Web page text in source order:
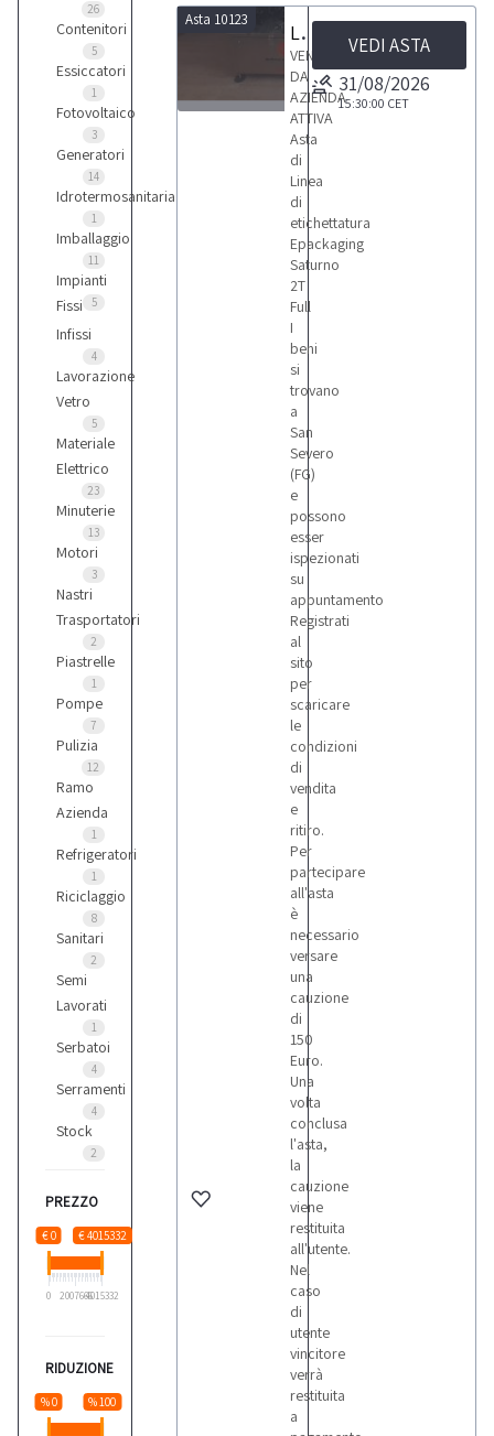
26
Contenitori
5
Essiccatori
1
Fotovoltaico
3
Generatori
14
Idrotermosanitaria
1
Imballaggio
11
Impianti
Fissi
5
Infissi
4
Lavorazione
Vetro
5
Materiale
Elettrico
23
Minuterie
13
Motori
3
Nastri
Trasportatori
2
Piastrelle
1
Pompe
7
Pulizia
12
Ramo
Azienda
1
Refrigeratori
1
Riciclaggio
8
Sanitari
2
Semi
Lavorati
1
Serbatoi
4
Serramenti
4
Stock
2
PREZZO
€ 0 € 4015332
0 20076664015332
RIDUZIONE
% 0 % 100
Asta 10123
Linea di etichettatura Epackaging Saturno 2T Full
VENDITA
DA
AZIENDA
ATTIVA
Asta
di
Linea
di
etichettatura
Epackaging
Saturno
2T
Full
I
beni
si
trovano
a
San
Severo
(FG)
e
possono
esser
ispezionati
su
appuntamento
Registrati
al
sito
per
scaricare
le
condizioni
di
vendita
e
ritiro.
Per
partecipare
all'asta
è
necessario
versare
una
cauzione
di
150
Euro.
Una
volta
conclusa
l'asta,
la
cauzione
viene
restituita
all'utente.
Nel
caso
di
utente
vincitore
verrà
restituita
a
VEDI ASTA
31/08/2026
15:30:00 CET